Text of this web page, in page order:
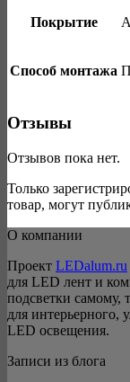
Покрытие
Способ монтажа
Отзывы
Отзывов пока нет.
Только
товар, могут
О компании
Проект LEDalum.ru
для LED лент и
подсветки самому,
для интерьерного,
LED освещения.
Записи из блога